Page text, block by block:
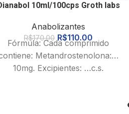
10ml/100cps Groth labs
Anabolizantes
R$170.00 R$110.00
Fórmula: Cada comprimido
Metandrostenolona:…
10mg. Excipientes: …c.s.